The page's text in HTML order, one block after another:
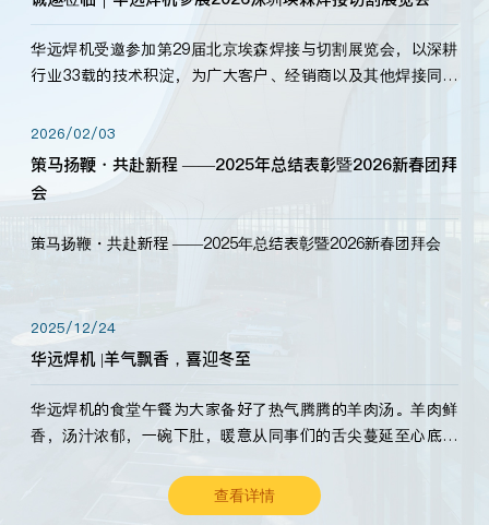
华远焊机受邀参加第29届北京埃森焊接与切割展览会，以深耕
行业33载的技术积淀，为广大客户、经销商以及其他焊接同仁
2026/02/03
策马扬鞭・共赴新程 ——2025年总结表彰暨2026新春团拜
会
策马扬鞭・共赴新程 ——2025年总结表彰暨2026新春团拜会
2025/12/24
华远焊机 |羊气飘香，喜迎冬至
华远焊机的食堂午餐为大家备好了热气腾腾的羊肉汤。羊肉鲜
香，汤汁浓郁，一碗下肚，暖意从同事们的舌尖蔓延至心底。
查看详情